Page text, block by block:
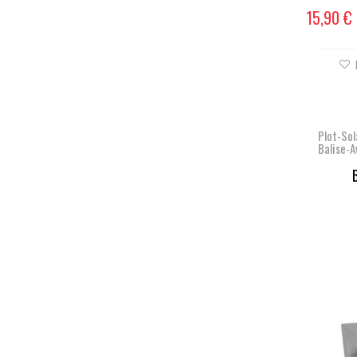
15,90 €
Plot-
Balise-